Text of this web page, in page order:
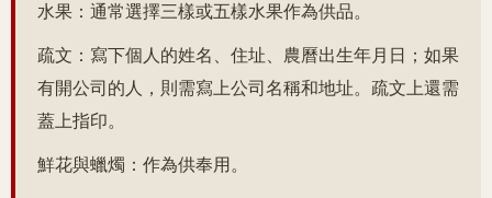
水果：通常選擇三樣或五樣水果作為供品。
疏文：寫下個人的姓名、住址、農曆出生年月日；如果
有開公司的人，則需寫上公司名稱和地址。疏文上還需
蓋上指印。
鮮花與蠟燭：作為供奉用。